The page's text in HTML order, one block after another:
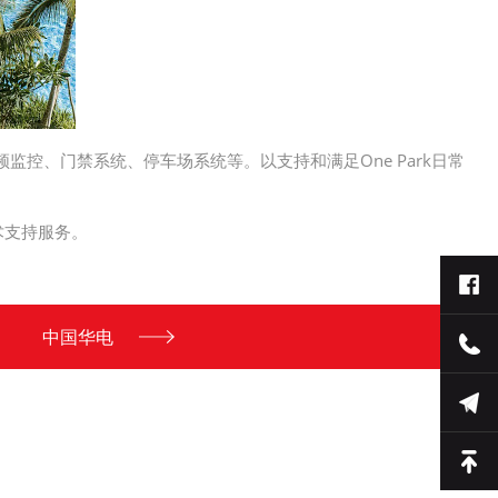
控、门禁系统、停车场系统等。以支持和满足One Park日常
持服务。
中国华电